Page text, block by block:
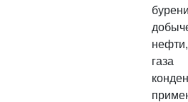
газа